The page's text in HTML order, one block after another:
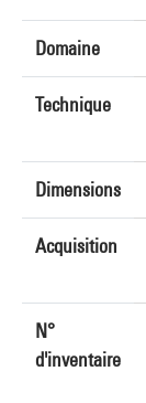
Domaine
Technique
Dimensions
Acquisition
N°
d'inventaire